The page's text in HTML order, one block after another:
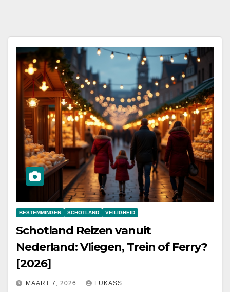
BESTEMMINGEN SCHOTLAND VEILIGHEID
Schotland Reizen vanuit
Nederland: Vliegen, Trein of Ferry?
[2026]
MAART 7, 2026 LUKASS